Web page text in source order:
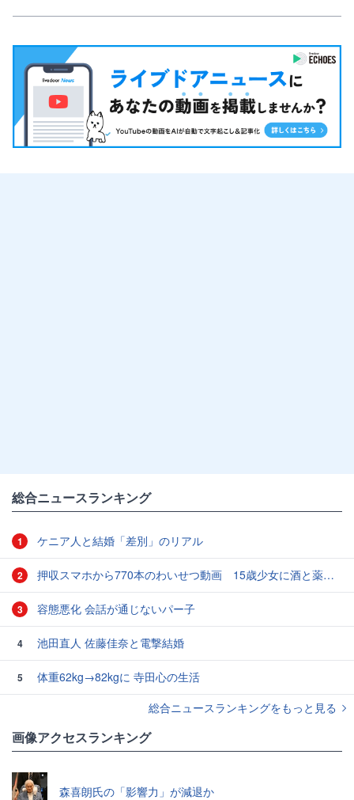
総合ニュースランキング
1 ケニア人と結婚「差別」のリアル
2 押収スマホから770本のわいせつ動画 15歳少女に酒と薬飲ませ性的暴行か 54歳男を再逮捕 「薬もありますよ」とSNSで誘い出し
3 容態悪化 会話が通じないパー子
4 池田直人 佐藤佳奈と電撃結婚
5
体重62kg→82kgに 寺田心の生活
総合ニュースランキングをもっと見る
画像アクセスランキング
森喜朗氏の「影響力」が減退か